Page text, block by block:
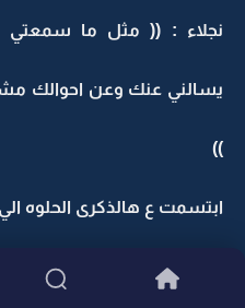
نجلاء : (( مثل ما
يسالني عنك وعن احوالك
))
ابتسمت ع هالذكرى الحلوه
ابعدت هالذكرى عنها